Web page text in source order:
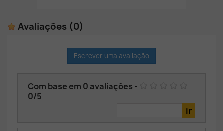
Avaliações (0)
Escrever uma avaliação
Com base em 0 avaliações -
0/5